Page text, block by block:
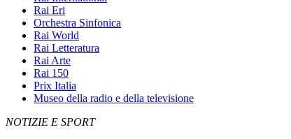
Rai Eri
Orchestra Sinfonica
Rai World
Rai Letteratura
Rai Arte
Rai 150
Prix Italia
Museo della radio e della televisione
NOTIZIE E SPORT